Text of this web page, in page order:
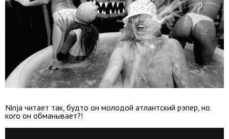
Ninja читает так, будто он молодой атлантский рэпер, но
кого он обманывает?!